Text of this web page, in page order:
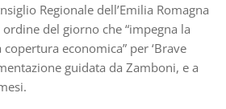
Regionale dell’Emilia Romagna
del giorno che “impegna la
economica” per ‘Brave
guidata da Zamboni, e a